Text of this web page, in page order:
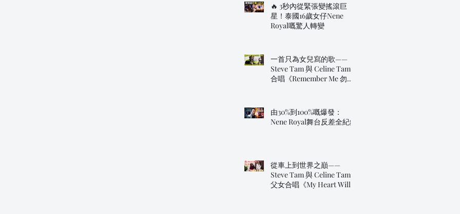
🔥 3秒內從緊張變搖滾巨
星！泰國16歲女仔Nene
Royal嘅驚人轉變
一首只為女兒寫的歌——
Steve Tam 與 Celine Tam
合唱《Remember Me 勿忘
由30%到100%嘅爆發：
Nene Royal舞台反差全紀錄
從車上到世界之巔——
Steve Tam 與 Celine Tam
父女合唱《My Heart Will